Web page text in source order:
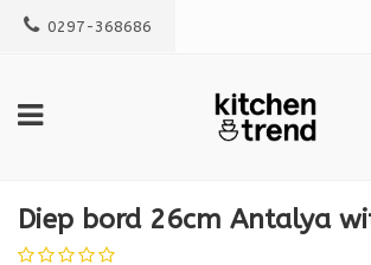
0297-368686
Diep bord 26cm Antalya